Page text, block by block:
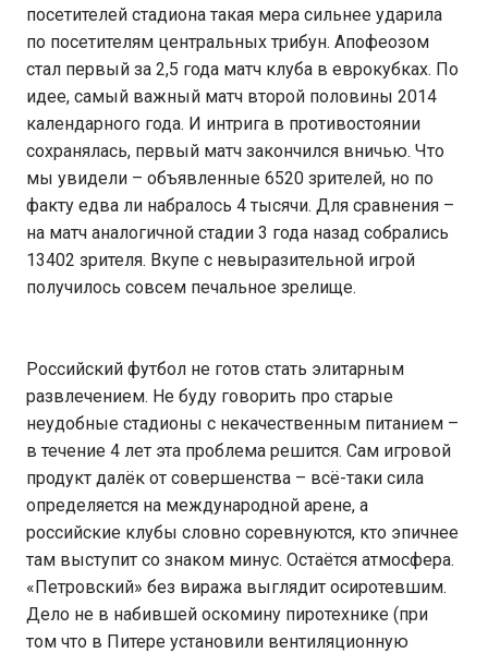
посетителей стадиона такая мера сильнее ударила
по посетителям центральных трибун. Апофеозом
стал первый за 2,5 года матч клуба в еврокубках. По
идее, самый важный матч второй половины 2014
календарного года. И интрига в противостоянии
сохранялась, первый матч закончился вничью. Что
мы увидели – объявленные 6520 зрителей, но по
факту едва ли набралось 4 тысячи. Для сравнения –
на матч аналогичной стадии 3 года назад собрались
13402 зрителя. Вкупе с невыразительной игрой
получилось совсем печальное зрелище.
Российский футбол не готов стать элитарным
развлечением. Не буду говорить про старые
неудобные стадионы с некачественным питанием –
в течение 4 лет эта проблема решится. Сам игровой
продукт далёк от совершенства – всё-таки сила
определяется на международной арене, а
российские клубы словно соревнуются, кто эпичнее
там выступит со знаком минус. Остаётся атмосфера.
«Петровский» без виража выглядит осиротевшим.
Дело не в набившей оскомину пиротехнике (при
том что в Питере установили вентиляционную